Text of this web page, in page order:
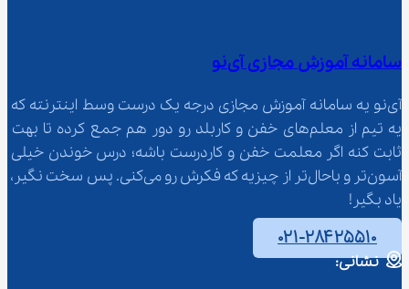
سامانه آموزش مجازی آی‌نو
آی‌نو یه سامانه آموزش مجازی درجه یک درست وسط اینترنته که
یه تیم از معلم‌‌های خفن و کاربلد رو دور هم جمع کرده تا بهت
ثابت کنه اگر معلمت خفن و کاردرست باشه؛ درس خوندن خیلی
آسون‌تر و باحال‌تر از چیزیه که فکرش رو می‌کنی. پس سخت نگیر،
یاد بگیر!
۰۲۱-۲۸۴۲۵۵۱۰
نشانی: